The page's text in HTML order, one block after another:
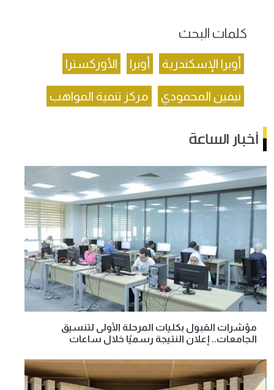
كلمات البحث
أوبرا الإسكندرية أوبرا الأوركسترا
نيفين المحمودي مركز تنمية المواهب
أخبار الساعة
مؤشرات القبول بكليات المرحلة الأولى لتنسيق
الجامعات.. إعلان النتيجة رسميًا خلال ساعات